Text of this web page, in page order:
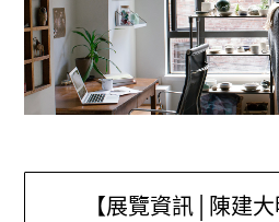
【展覽資訊│陳建大